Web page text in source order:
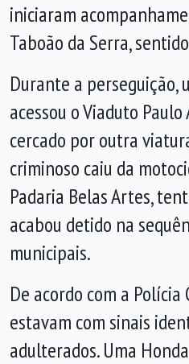
iniciaram
Taboão da Serra,
Durante a perseguição,
acessou o Viaduto Paulo
cercado por outra
criminoso caiu da
Padaria Belas Artes,
acabou detido na
municipais.
De acordo com a Polícia
estavam com sinais
adulterados. Uma